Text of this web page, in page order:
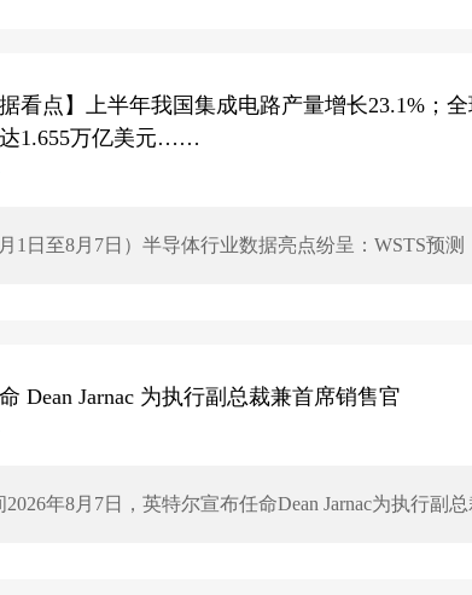
据看点】上半年我国集成电路产量增长23.1%；
1.655万亿美元……
1日至8月7日）半导体行业数据亮点纷呈：WSTS预
Dean Jarnac 为执行副总裁兼首席销售官
2026年8月7日，英特尔宣布任命Dean Jarnac为执行副